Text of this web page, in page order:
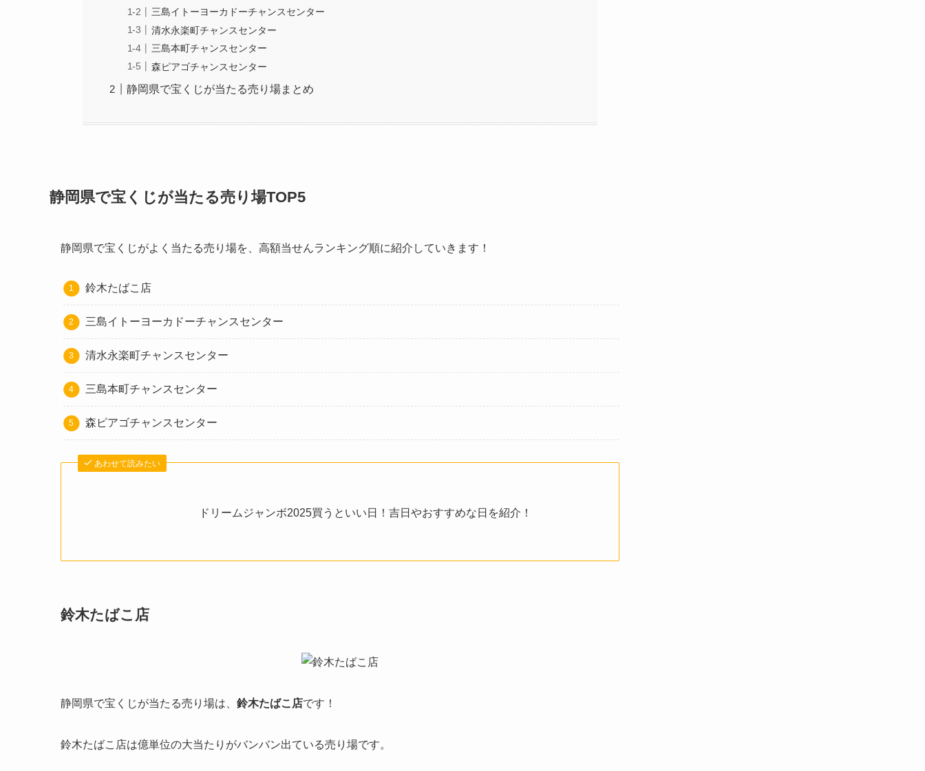
三島イトーヨーカドーチャンスセンター
清水永楽町チャンスセンター
三島本町チャンスセンター
森ピアゴチャンスセンター
静岡県で宝くじが当たる売り場まとめ
静岡県で宝くじが当たる売り場TOP5
静岡県で宝くじがよく当たる売り場を、高額当せんランキング順に紹介していきます！
鈴木たばこ店
三島イトーヨーカドーチャンスセンター
清水永楽町チャンスセンター
三島本町チャンスセンター
森ピアゴチャンスセンター
あわせて読みたい
ドリームジャンボ2025買うといい日！吉日やおすすめな日を紹介！
鈴木たばこ店
静岡県で宝くじが当たる売り場は、 鈴木たばこ店です！
鈴木たばこ店は億単位の大当たりがバンバン出ている売り場です。